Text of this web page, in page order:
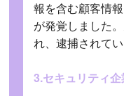
報を含む顧客情
が発覚しました
れ、逮捕されてい
3.セキュリティ